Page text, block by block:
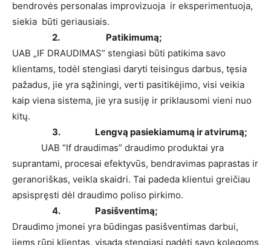
bendrovės personalas improvizuoja ir eksperimentuoja,
siekia būti geriausiais.
2.
Patikimumą;
UAB „IF DRAUDIMAS“ stengiasi būti patikima savo
klientams, todėl stengiasi daryti teisingus darbus, tęsia
pažadus, jie yra sąžiningi, verti pasitikėjimo, visi veikia
kaip viena sistema, jie yra susiję ir priklausomi vieni nuo
kitų.
3. Lengvą pasiekiamumą ir atvirumą;
UAB “If draudimas” draudimo produktai yra
suprantami, procesai efektyvūs, bendravimas paprastas ir
geranoriškas, veikla skaidri. Tai padeda klientui greičiau
apsispręsti dėl draudimo poliso pirkimo.
4. Pasišventimą;
Draudimo įmonei yra būdingas pasišventimas darbui,
jiems rūpi klientas, visada stengiasi padėti savo kolegoms